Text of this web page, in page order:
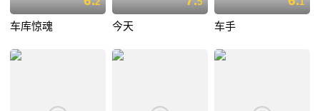
车库惊魂 今天 车手